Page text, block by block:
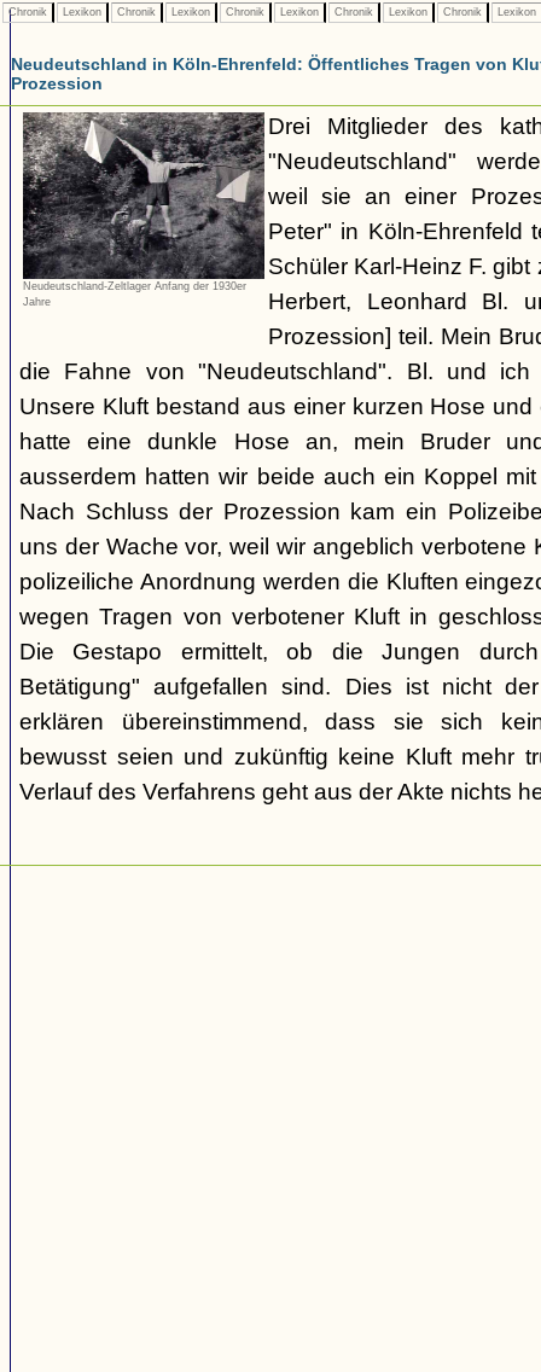
Chronik Lexikon Chronik Lexikon Chronik Lexikon Chronik Lexikon Chronik Lexikon
Neudeutschland in Köln-Ehrenfeld: Öffentliches Tragen von
Prozession
Neudeutschland-Zeltlager Anfang der 1930er
Jahre
Drei Mitglieder des
"Neudeutschland"
weil sie an einer
Peter" in Köln-Ehrenfeld
Schüler Karl-Heinz F.
Herbert, Leonhard Bl.
Prozession] teil. Mein
die Fahne von "Neudeutschland". Bl. und
Unsere Kluft bestand aus einer kurzen Hose
hatte eine dunkle Hose an, mein Bruder
ausserdem hatten wir beide auch ein Koppel
Nach Schluss der Prozession kam ein
uns der Wache vor, weil wir angeblich verbotene
polizeiliche Anordnung werden die Kluften
wegen Tragen von verbotener Kluft in
Die Gestapo ermittelt, ob die Jungen durch
Betätigung" aufgefallen sind. Dies ist nicht
erklären übereinstimmend, dass sie sich
bewusst seien und zukünftig keine Kluft mehr
Verlauf des Verfahrens geht aus der Akte nichts